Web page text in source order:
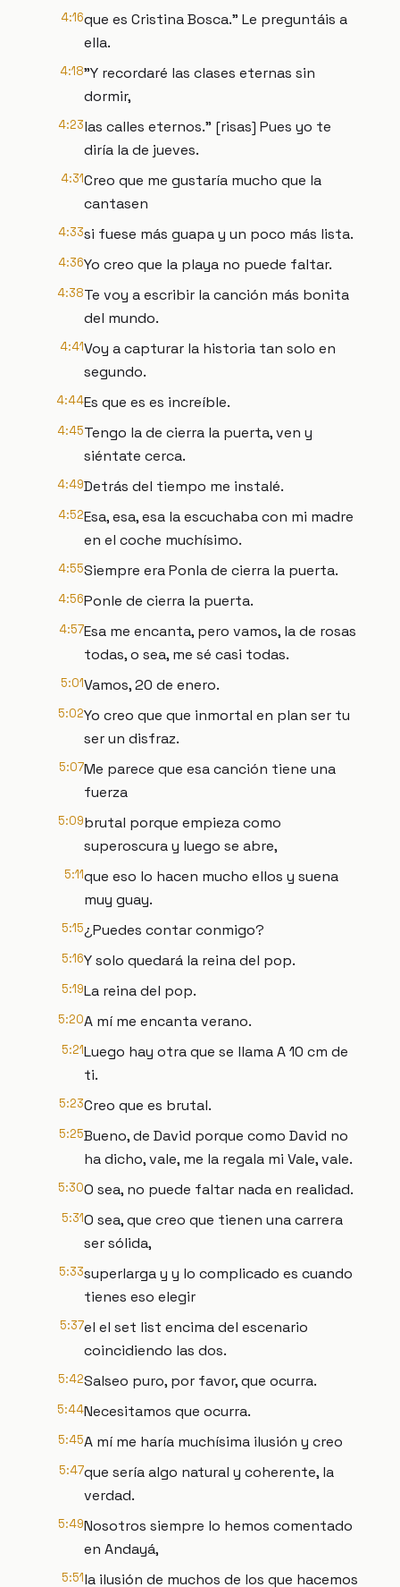
4:16que es Cristina Bosca." Le preguntáis a
ella.
4:18"Y recordaré las clases eternas sin
dormir,
4:23las calles eternos." [risas] Pues yo te
diría la de jueves.
4:31Creo que me gustaría mucho que la
cantasen
4:33si fuese más guapa y un poco más lista.
4:36Yo creo que la playa no puede faltar.
4:38Te voy a escribir la canción más bonita
del mundo.
4:41Voy a capturar la historia tan solo en
segundo.
4:44Es que es es increíble.
4:45Tengo la de cierra la puerta, ven y
siéntate cerca.
4:49Detrás del tiempo me instalé.
4:52Esa, esa, esa la escuchaba con mi madre
en el coche muchísimo.
4:55Siempre era Ponla de cierra la puerta.
4:56Ponle de cierra la puerta.
4:57Esa me encanta, pero vamos, la de rosas
todas, o sea, me sé casi todas.
5:01Vamos, 20 de enero.
5:02Yo creo que que inmortal en plan ser tu
ser un disfraz.
5:07Me parece que esa canción tiene una
fuerza
5:09brutal porque empieza como
superoscura y luego se abre,
5:11que eso lo hacen mucho ellos y suena
muy guay.
5:15¿Puedes contar conmigo?
5:16Y solo quedará la reina del pop.
5:19La reina del pop.
5:20A mí me encanta verano.
5:21Luego hay otra que se llama A 10 cm de
ti.
5:23Creo que es brutal.
5:25Bueno, de David porque como David no
ha dicho, vale, me la regala mi Vale, vale.
5:30O sea, no puede faltar nada en realidad.
5:31O sea, que creo que tienen una carrera
ser sólida,
5:33superlarga y y lo complicado es cuando
tienes eso elegir
5:37el el set list encima del escenario
coincidiendo las dos.
5:42Salseo puro, por favor, que ocurra.
5:44Necesitamos que ocurra.
5:45A mí me haría muchísima ilusión y creo
5:47que sería algo natural y coherente, la
verdad.
5:49Nosotros siempre lo hemos comentado
en Andayá,
5:51la ilusión de muchos de los que hacemos